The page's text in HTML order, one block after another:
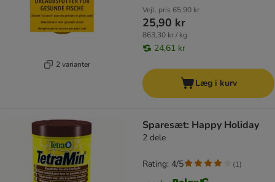
2 varianter
Vejl. pris 65,90 kr
25,90 kr
863,30 kr / kg
24,61 kr
Læg i kurv
Sparesæt: Happy Holiday
2 dele
Rating: 4/5 (1)